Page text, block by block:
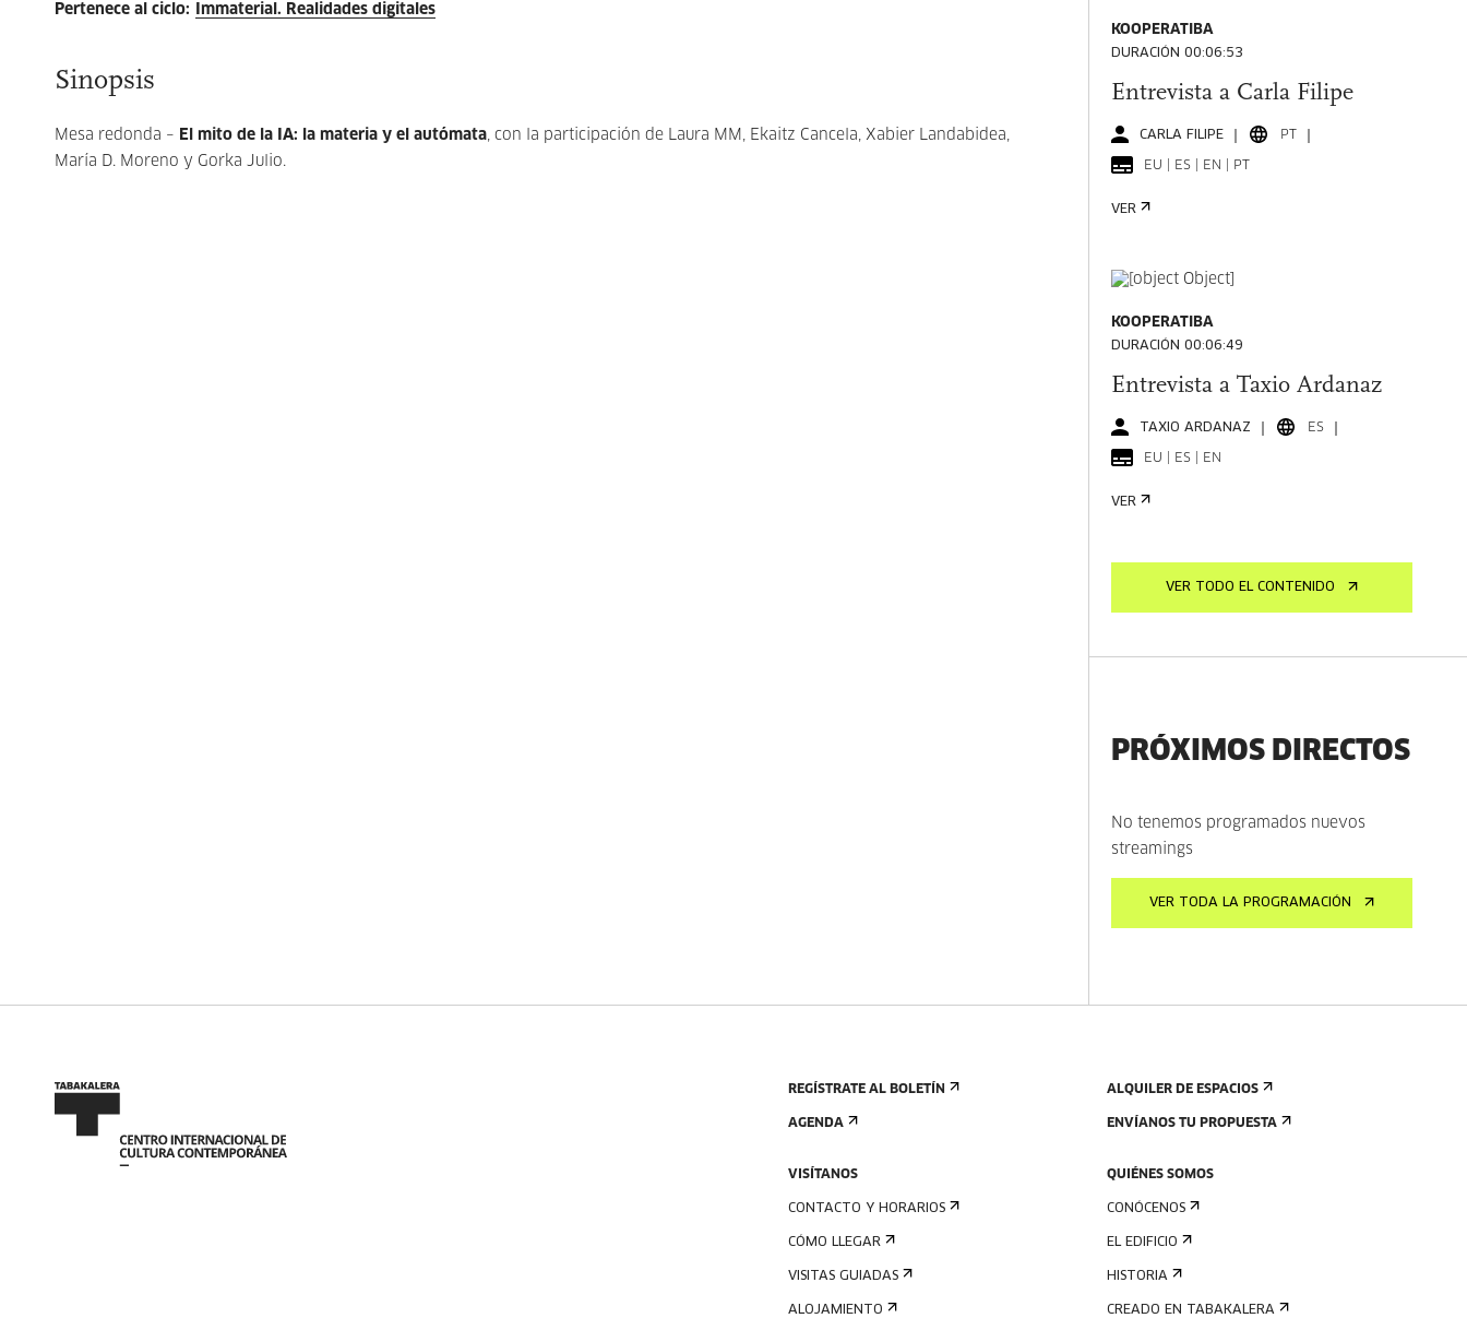
Pertenece al ciclo: Immaterial. Realidades digitales
Sinopsis
Mesa redonda – El mito de la IA: la materia y el autómata, con la participación de Laura MM, Ekaitz Cancela, Xabier Landabidea,
María D. Moreno y Gorka Julio.
KOOPERATIBA
DURACIÓN 00:06:53
Entrevista a Carla Filipe
CARLA FILIPE PT
EU | ES | EN | PT
VER
KOOPERATIBA
DURACIÓN 00:06:49
Entrevista a Taxio Ardanaz
TAXIO ARDANAZ ES
EU | ES | EN
VER
VER TODO EL CONTENIDO
PRÓXIMOS DIRECTOS
No tenemos programados nuevos
streamings
VER TODA LA PROGRAMACIÓN
REGÍSTRATE AL BOLETÍN
AGENDA
VISÍTANOS
CONTACTO Y HORARIOS
CÓMO LLEGAR
VISITAS GUIADAS
ALOJAMIENTO
ALQUILER DE ESPACIOS
ENVÍANOS TU PROPUESTA
QUIÉNES SOMOS
CONÓCENOS
EL EDIFICIO
HISTORIA
CREADO EN TABAKALERA